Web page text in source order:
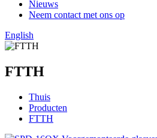
Nieuws
Neem contact met ons op
English
FTTH
Thuis
Producten
FTTH